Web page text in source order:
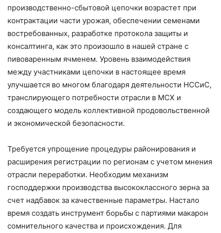
производственно-сбытовой цепочки возрастет при
контрактации части урожая, обеспечении семенами
востребованных, разработке протокола защиты и
консалтинга, как это произошло в нашей стране с
пивоваренным ячменем. Уровень взаимодействия
между участниками цепочки в настоящее время
улучшается во многом благодаря деятельности НССиС,
транслирующего потребности отрасли в МСХ и
создающего модель коллективной продовольственной
и экономической безопасности.
Требуется упрощение процедуры районирования и
расширения регистрации по регионам с учетом мнения
отрасли переработки. Необходим механизм
господдержки производства высококлассного зерна за
счет надбавок за качественные параметры. Настало
время создать инструмент борьбы с партиями макарон
сомнительного качества и происхождения. Для